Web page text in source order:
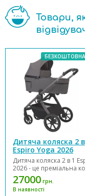
Товари,
Дитяча коляска 2
Espiro Yoga 2026
Дитяча коляска 2 в 1
2026 - це преміальна
створена з турботою
комфорт малюка та
батьків. Натхненна
27000 грн.
В наявності